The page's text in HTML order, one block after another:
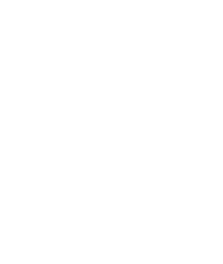
brug og dobbelt
af kontrollerede
pharming,
mængde, digital
af intellektuel
aktiviteter; eller til at
skade eller overvåge
nogen måde,
digitalt